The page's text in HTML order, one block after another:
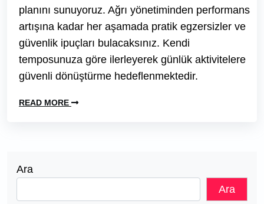
planını sunuyoruz. Ağrı yönetiminden performans
artışına kadar her aşamada pratik egzersizler ve
güvenlik ipuçları bulacaksınız. Kendi
temposunuza göre ilerleyerek günlük aktivitelere
güvenli dönüştürme hedeflenmektedir.
READ MORE
Ara
Ara